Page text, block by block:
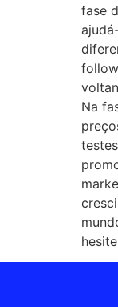
fase
Na